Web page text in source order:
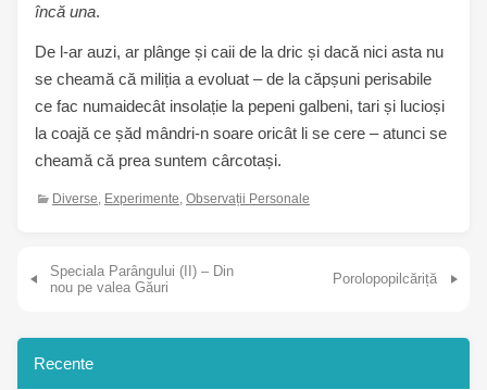
încă una.
De l-ar auzi, ar plânge și caii de la dric și dacă nici asta nu
se cheamă că miliția a evoluat – de la căpșuni perisabile
ce fac numaidecât insolație la pepeni galbeni, tari și lucioși
la coajă ce șăd mândri-n soare oricât li se cere – atunci se
cheamă că prea suntem cârcotași.
Diverse Experimente Observații Personale
Speciala Parângului (II) – Din
nou pe valea Găuri
Porolopopilcăriță
Recente